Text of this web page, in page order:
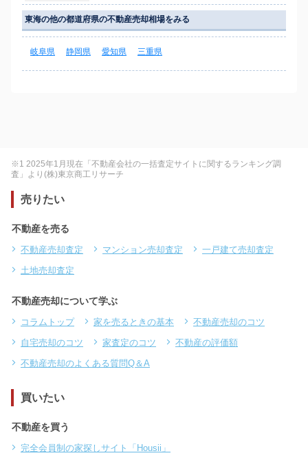
東海の他の都道府県の不動産売却相場をみる
岐阜県 静岡県 愛知県 三重県
※1 2025年1月現在「不動産会社の一括査定サイトに関するランキング調
査」より(株)東京商工リサーチ
売りたい
不動産を売る
不動産売却査定 マンション売却査定
一戸建て売却査定
土地売却査定
不動産売却について学ぶ
コラムトップ 家を売るときの基本
不動産売却のコツ
自宅売却のコツ
家査定のコツ
不動産の評価額
不動産売却のよくある質問Q＆A
買いたい
不動産を買う
完全会員制の家探しサイト「Housii」